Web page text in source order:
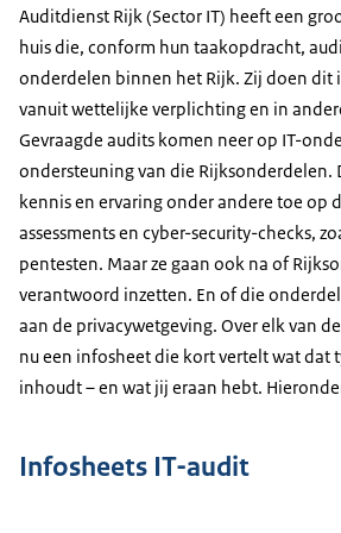
Ondertiteling
srt 3.8 KB
Download
de Europese Commissie. Als IT-
bij de controle van de
Rijksoverheid. We kijken onder
betrouwbaarheid van de IT-
systemen gaan vaak miljarden
belastinggelden. Maar ook
onderzoeken uit in opdracht van
departementen. Denk aan het
algoritmes: Hoe worden die
verschillende ministeries? Een
cloud: Welke risico's brengt het
met zich mee? Daar voeren wij
Maar ook pentesten: Met
kwetsbaarheden zitten. Als IT-
Auditdienst Rijk (Sector IT) heeft een
huis die, conform hun taakopdracht,
onderdelen binnen het Rijk. Zij doen dit
vanuit wettelijke verplichting en in
Gevraagde audits komen neer op IT-
ondersteuning van die Rijksonderdelen.
kennis en ervaring onder andere toe op
assessments en cyber-security-checks,
pentesten. Maar ze gaan ook na of
verantwoord inzetten. En of die
aan de privacywetgeving. Over elk van
nu een infosheet die kort vertelt wat dat
inhoudt – en wat jij eraan hebt.
Infosheets IT-audit